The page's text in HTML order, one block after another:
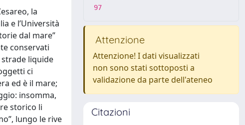
la
e l’Università
dal mare”
conservati
strade liquide
ci
ed è il mare;
insomma,
storico li
lungo le rive
97
Attenzione
Attenzione! I dati visualizzati
non sono stati sottoposti a
validazione da parte dell'ateneo
Citazioni